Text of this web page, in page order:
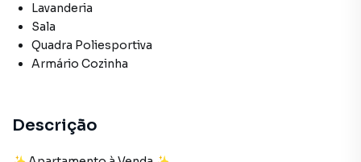
Lavanderia
Sala
Quadra Poliesportiva
Armário Cozinha
Descrição